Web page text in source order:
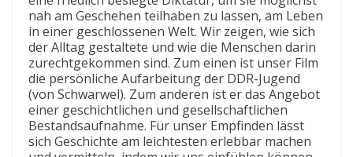
nah am Geschehen teilhaben zu lassen, am Leben
in einer geschlossenen Welt. Wir zeigen, wie sich
der Alltag gestaltete und wie die Menschen darin
zurechtgekommen sind. Zum einen ist unser Film
die persönliche Aufarbeitung der DDR-Jugend
(von Schwarwel). Zum anderen ist er das Angebot
einer geschichtlichen und gesellschaftlichen
Bestandsaufnahme. Für unser Empfinden lässt
sich Geschichte am leichtesten erlebbar machen